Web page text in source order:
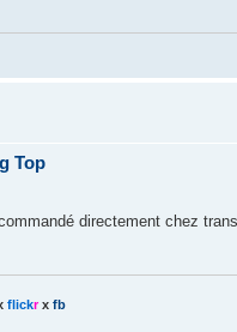
Top
directement chez
flickrx fb